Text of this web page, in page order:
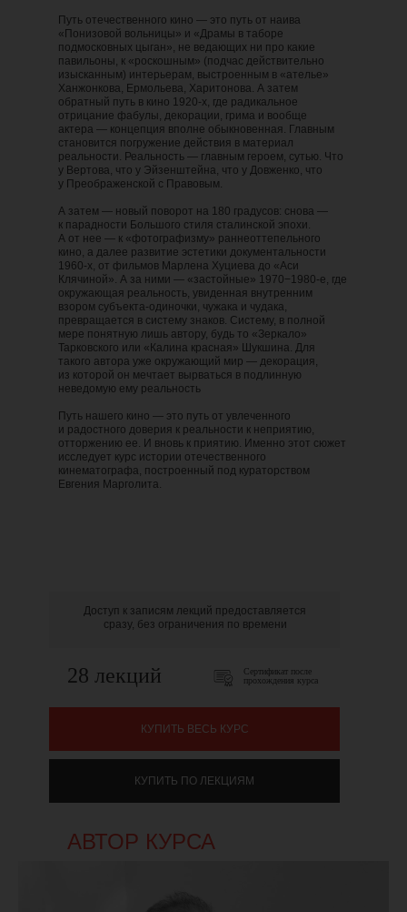
Путь отечественного кино — это путь от наива
«Понизовой вольницы» и «Драмы в таборе
подмосковных цыган», не ведающих ни про какие
павильоны, к «роскошным» (подчас действительно
изысканным) интерьерам, выстроенным в «ателье»
Ханжонкова, Ермольева, Харитонова. А затем
обратный путь в кино 1920-х, где радикальное
отрицание фабулы, декорации, грима и вообще
актера — концепция вполне обыкновенная. Главным
становится погружение действия в материал
реальности. Реальность — главным героем, сутью. Что
у Вертова, что у Эйзенштейна, что у Довженко, что
у Преображенской с Правовым.
А затем — новый поворот на 180 градусов: снова —
к парадности Большого стиля сталинской эпохи.
А от нее — к «фотографизму» раннеоттепельного
кино, а далее развитие эстетики документальности
1960-х, от фильмов Марлена Хуциева до «Аси
Клячиной». А за ними — «застойные» 1970−1980-е, где
окружающая реальность, увиденная внутренним
взором субъекта-одиночки, чужака и чудака,
превращается в систему знаков. Систему, в полной
мере понятную лишь автору, будь то «Зеркало»
Тарковского или «Калина красная» Шукшина. Для
такого автора уже окружающий мир — декорация,
из которой он мечтает вырваться в подлинную
неведомую ему реальность
Путь нашего кино — это путь от увлеченного
и радостного доверия к реальности к неприятию,
отторжению ее. И вновь к приятию. Именно этот сюжет
исследует курс истории отечественного
кинематографа, построенный под кураторством
Евгения Марголита.
Доступ к записям лекций предоставляется
сразу, без ограничения по времени
КУПИТЬ ПО ЛЕКЦИЯМ
КУПИТЬ ВЕСЬ КУРС
Сертификат после
прохождения курса
28 лекций
АВТОР КУРСА